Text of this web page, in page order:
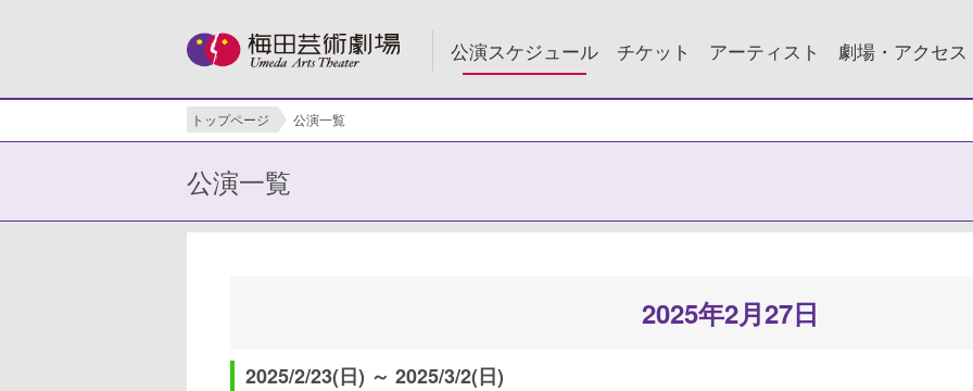
公演スケジュール チケット アーティスト 劇場・アクセス
トップページ 公演一覧
公演一覧
2025年2月27日
2025/2/23(日) ～ 2025/3/2(日)